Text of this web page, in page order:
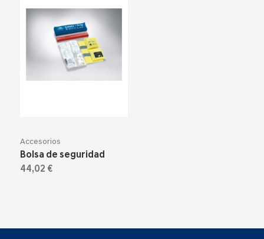
Accesorios
Bolsa de seguridad
44,02 €